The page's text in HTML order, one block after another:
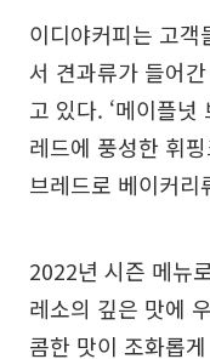
이디야커피는 고객
서 견과류가 들어
고 있다. ‘메이플넛
레드에 풍성한 휘
브레드로 베이커리
2022년 시즌 메뉴
레소의 깊은 맛에
콤한 맛이 조화롭